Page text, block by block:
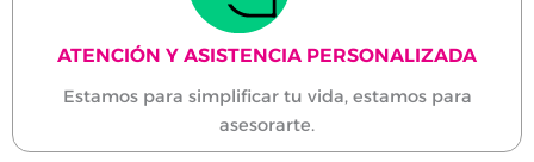
ATENCIÓN Y ASISTENCIA PERSONALIZADA
Estamos para simplificar tu vida, estamos para
asesorarte.